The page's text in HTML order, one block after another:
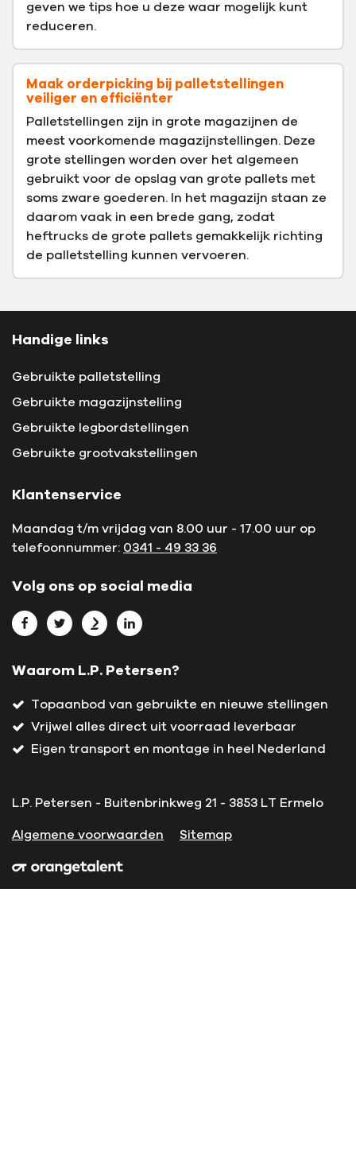
geven we tips hoe u deze waar mogelijk kunt
reduceren.
Maak orderpicking bij palletstellingen
veiliger en efficiënter
Palletstellingen zijn in grote magazijnen de
meest voorkomende magazijnstellingen. Deze
grote stellingen worden over het algemeen
gebruikt voor de opslag van grote pallets met
soms zware goederen. In het magazijn staan ze
daarom vaak in een brede gang, zodat
heftrucks de grote pallets gemakkelijk richting
de palletstelling kunnen vervoeren.
Handige links
Gebruikte palletstelling
Gebruikte magazijnstelling
Gebruikte legbordstellingen
Gebruikte grootvakstellingen
Klantenservice
Maandag t/m vrijdag van 8.00 uur - 17.00 uur op
telefoonnummer: 0341 - 49 33 36
Volg ons op social media
Bekijk L.P. Petersen op Facebook
Bekijk L.P. Petersen op Twitter
Bekijk L.P. Petersen op Marktplaats
Bekijk L.P. Petersen op LinkedIn
Waarom L.P. Petersen?
Topaanbod van gebruikte en nieuwe stellingen
Vrijwel alles direct uit voorraad leverbaar
Eigen transport en montage in heel Nederland
L.P. Petersen - Buitenbrinkweg 21 - 3853 LT Ermelo
Algemene voorwaarden Sitemap